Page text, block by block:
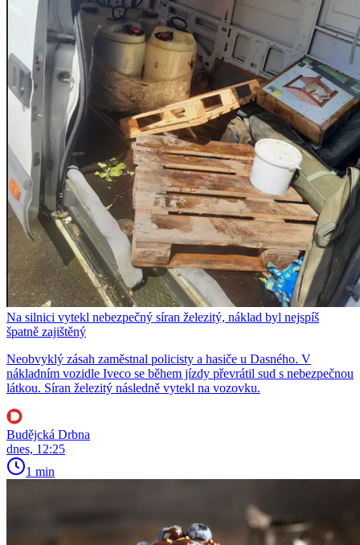
Na silnici vytekl nebezpečný síran železitý, náklad byl nejspíš
špatně zajištěný
Neobvyklý zásah zaměstnal policisty a hasiče u Dasného. V
nákladním vozidle Iveco se během jízdy převrátil sud s nebezpečnou
látkou. Síran železitý následně vytekl na vozovku.
Budějcká Drbna
dnes, 12:25
1 min